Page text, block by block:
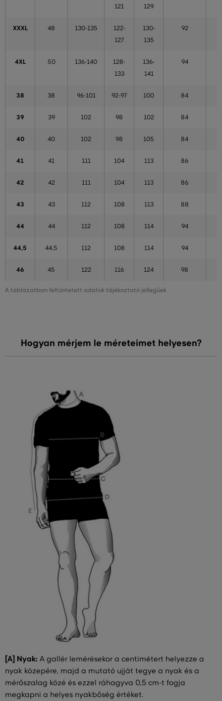
A táblázatban feltüntetett adatok tájékoztató jellegűek
121
129
XXXL 48 130-135
122-
127
130-
135
92
4XL 50 136-140
128-
133
136-
141
94
38 38 96-101 92-97 100 84
39 39 102 98 102 84
40 40 102 98 105 84
41 41 111 104 113 86
42 42 111 104 113 86
43 43 112 108 113 88
44 44 112 108 114 94
44,5 44,5 112 108 114 94
46 45 122 116 124 98
Hogyan mérjem le méreteimet helyesen?
[A] Nyak: A gallér lemérésekor a centimétert helyezze a
nyak közepére, majd a mutató ujját tegye a nyak és a
mérőszalag közé és ezzel ráhagyva 0,5 cm-t fogja
megkapni a helyes nyakbőség értéket.